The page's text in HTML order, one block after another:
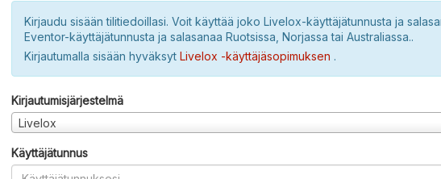
Kirjaudu sisään tilitiedoillasi. Voit käyttää joko Livelox-käyttäjätunnusta ja
Eventor-käyttäjätunnusta ja salasanaa Ruotsissa, Norjassa tai Australiassa..
Kirjautumalla sisään hyväksyt Livelox -käyttäjäsopimuksen .
Kirjautumisjärjestelmä
Livelox
Käyttäjätunnus